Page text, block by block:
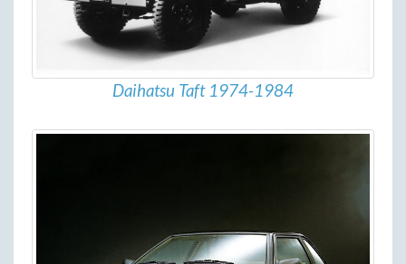
Daihatsu Taft 1974-1984